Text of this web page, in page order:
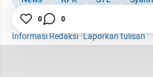
Pencucian Uang
Informasi Redaksi·Laporkan tulisan
0 0